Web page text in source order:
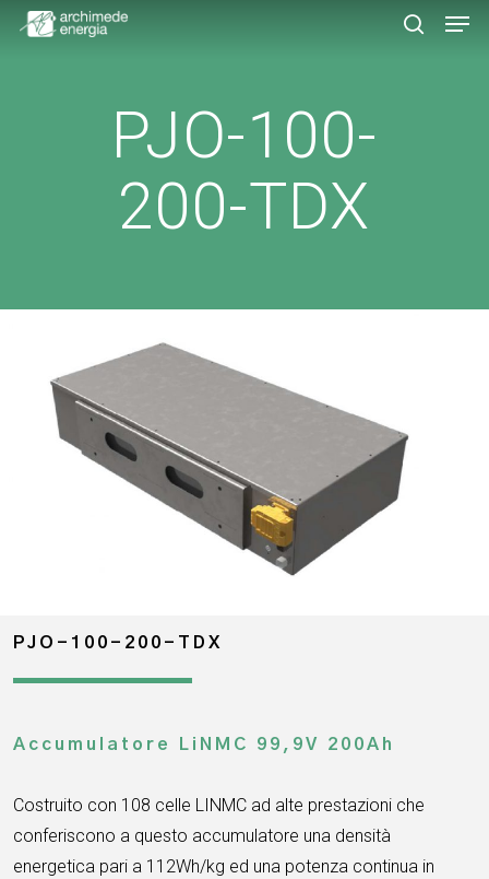
Skip
PJO-100-
200-TDX
PJO-100-200-TDX
Accumulatore LiNMC 99,9V 200Ah
Costruito con 108 celle LINMC ad alte prestazioni che
conferiscono a questo accumulatore una densità
energetica pari a 112Wh/kg ed una potenza continua in